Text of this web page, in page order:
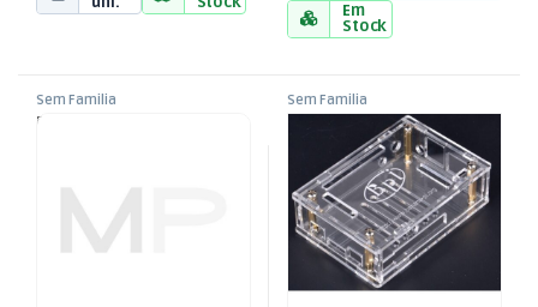
Em
Stock
Sem Familia
Ponte Rectificadora 380V –
Sem Familia
Microcomputador Banana
Pi-M64 2GB c/ WiFi +
Bluetooth